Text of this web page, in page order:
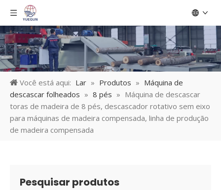
Você está aqui: Lar » Produtos » Máquina de
descascar folheados » 8 pés » Máquina de descascar
toras de madeira de 8 pés, descascador rotativo sem eixo
para máquinas de madeira compensada, linha de produção
de madeira compensada
Pesquisar produtos